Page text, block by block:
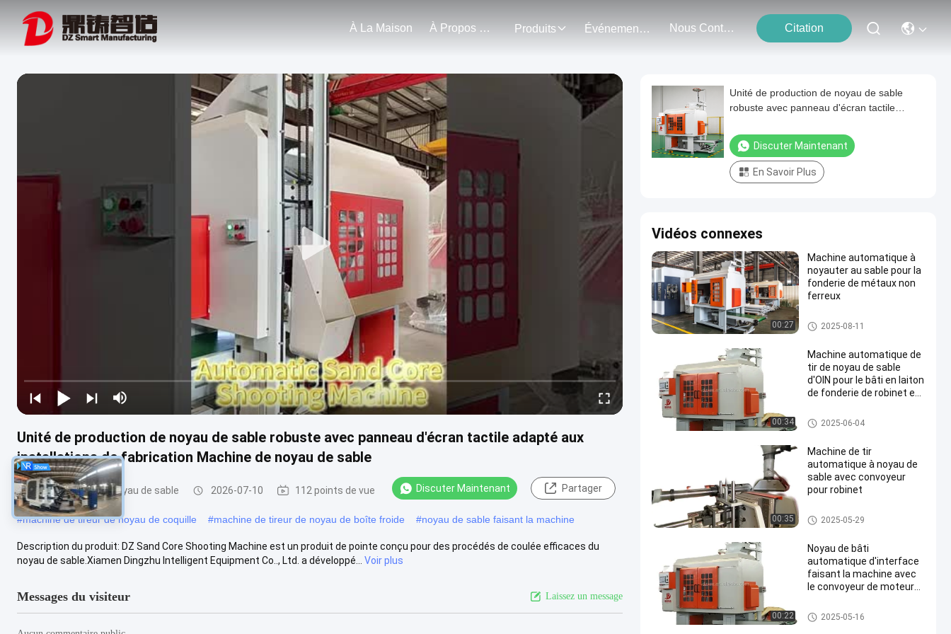
À La Maison À Propos De Nous Produits Événements Nous Contacter Citation
Unité de production de noyau de sable robuste avec panneau d'écran tactile adapté aux
installations de fabrication Machine de noyau de sable
Machine de tir de noyau de sable 2026-07-10 112 points de vue Discuter Maintenant Partager
#machine de tireur de noyau de coquille #machine de tireur de noyau de boîte froide #noyau de sable faisant la machine
Description du produit: DZ Sand Core Shooting Machine est un produit de pointe conçu pour des procédés de coulée efficaces du
noyau de sable.Xiamen Dingzhu Intelligent Equipment Co.., Ltd. a développé...
Voir plus
Messages du visiteur Laissez un message
Unité de production de noyau de sable
robuste avec panneau d'écran tactile
Machine de noyau de sable
Discuter Maintenant
En Savoir Plus
Vidéos connexes
00:27
Machine automatique à
noyauter au sable pour la
fonderie de métaux non
ferreux
Machine de tir de noyau de sa
ble
2025-08-11
00:34
Machine automatique de
tir de noyau de sable
d'OIN pour le bâti en laiton
de fonderie de robinet en
Machine de tir de noyau de sa
ble
2025-06-04
00:35
Machine de tir
automatique à noyau de
sable avec convoyeur
pour robinet
Machine de tir de noyau de sa
ble
2025-05-29
00:22
Noyau de bâti
automatique d'interface
faisant la machine avec
le convoyeur de moteur
Machine de tir de noyau de sa
ble
2025-05-16